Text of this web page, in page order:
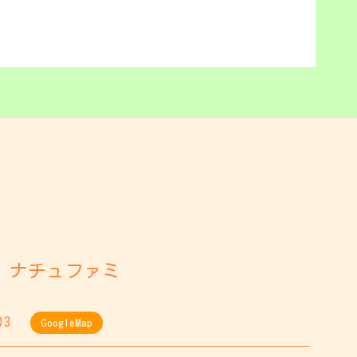
チュファミ
GoogleMap